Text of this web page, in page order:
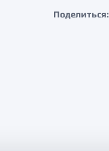
Поделиться: